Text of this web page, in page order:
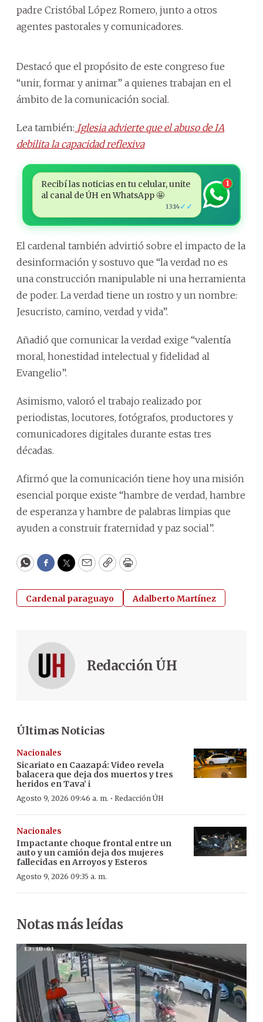
padre Cristóbal López Romero, junto a otros
agentes pastorales y comunicadores.
Destacó que el propósito de este congreso fue
“unir, formar y animar” a quienes trabajan en el
ámbito de la comunicación social.
Lea también: Iglesia advierte que el abuso de IA
debilita la capacidad reflexiva
Recibí las noticias en tu celular, unite
al canal de ÚH en WhatsApp 🤩
13:14✓✓
1
El cardenal también advirtió sobre el impacto de la
desinformación y sostuvo que “la verdad no es
una construcción manipulable ni una herramienta
de poder. La verdad tiene un rostro y un nombre:
Jesucristo, camino, verdad y vida”.
Añadió que comunicar la verdad exige “valentía
moral, honestidad intelectual y fidelidad al
Evangelio”.
Asimismo, valoró el trabajo realizado por
periodistas, locutores, fotógrafos, productores y
comunicadores digitales durante estas tres
décadas.
Afirmó que la comunicación tiene hoy una misión
esencial porque existe “hambre de verdad, hambre
de esperanza y hambre de palabras limpias que
ayuden a construir fraternidad y paz social”.
WhatsApp
Facebook
Twitter
EmailCopyPrint
Cardenal paraguayo Adalberto Martínez
Redacción ÚH
Últimas Noticias
Nacionales
Sicariato en Caazapá: Video revela
balacera que deja dos muertos y tres
heridos en Tava’ i
Agosto 9, 2026 09:46 a. m. · Redacción ÚH
Nacionales
Impactante choque frontal entre un
auto y un camión deja dos mujeres
fallecidas en Arroyos y Esteros
Agosto 9, 2026 09:35 a. m.
Notas más leídas